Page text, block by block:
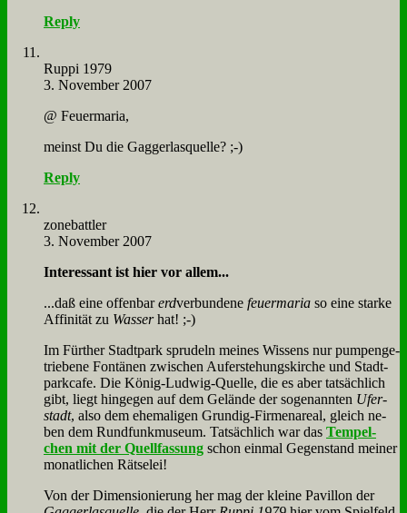
Reply
Rup­pi 1979
3. November 2007
@ Feu­er­ma­ria,
meinst Du die Gag­ger­las­quel­le? ;-)
Reply
zone­batt­ler
3. November 2007
In­ter­es­sant ist hier vor al­lem...
...daß ei­ne of­fen­barerdver­bun­de­ne feu­er­ma­ria so ei­ne star­ke
Af­fi­ni­tät zu Was­serhat! ;-)
Im Für­ther Stadt­park spru­deln mei­nes Wis­sens nur pum­pen­ge­
trie­be­ne Fon­tä­nen zwi­schen Auf­er­ste­hungs­kir­che und Stadt­
park­ca­fe. Die Kö­nig-Lud­wig-Quel­le, die es aber tat­säch­lich
gibt, liegt hin­ge­gen auf dem Ge­län­de der so­ge­nann­ten Ufer­
stadt, al­so dem ehe­ma­li­gen Grun­dig-Fir­men­are­al, gleich ne­
ben dem Rund­funk­mu­se­um. Tat­säch­lich war das Tem­pel­
chen mit der Quell­fas­sung schon ein­mal Ge­gen­stand mei­ner
mo­nat­li­chen Rät­se­lei!
Von der Di­men­sio­nie­rung her mag der klei­ne Pa­vil­lon der